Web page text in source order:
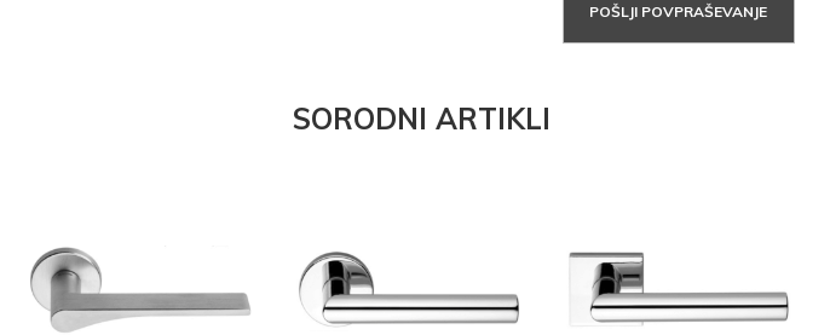
POŠLJI POVPRAŠEVANJE
SORODNI ARTIKLI